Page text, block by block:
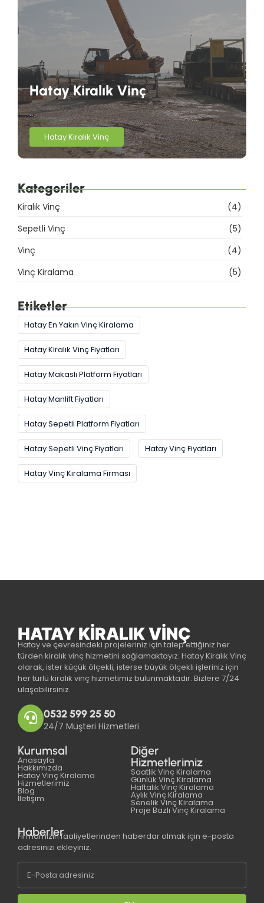
Hatay Kiralık Vinç
..
Hatay Kiralık Vinç
Kategoriler
Kiralık Vinç
(4)
Sepetli Vinç
(5)
Vinç
(4)
Vinç Kiralama
(5)
Etiketler
Hatay En Yakın Vinç Kiralama
Hatay Kiralık Vinç Fiyatları
Hatay Makaslı Platform Fiyatları
Hatay Manlift Fiyatları
Hatay Sepetli Platform Fiyatları
Hatay Sepetli Vinç Fiyatları Hatay Vinç Fiyatları
Hatay Vinç Kiralama Firması
HATAY KIRALIK VINÇ
Hatay ve çevresindeki projeleriniz için talep ettiğiniz her
türden kiralık vinç hizmetini sağlamaktayız. Hatay Kiralık Vinç
olarak, ister küçük ölçekli, isterse büyük ölçekli işleriniz için
her türlü kiralık vinç hizmetimiz bulunmaktadır. Bizlere 7/24
ulaşabilirsiniz.
0532 599 25 50
24/7 Müşteri Hizmetleri
Kurumsal
Anasayfa
Hakkımızda
Hatay Vinç Kiralama
Hizmetlerimiz
Blog
İletişim
Diğer
Hizmetlerimiz
Saatlik Vinç Kiralama
Günlük Vinç Kiralama
Haftalık Vinç Kiralama
Aylık Vinç Kiralama
Senelik Vinç Kiralama
Proje Bazlı Vinç Kiralama
Haberler
Firmamızın faaliyetlerinden haberdar olmak için e-posta
adresinizi ekleyiniz.